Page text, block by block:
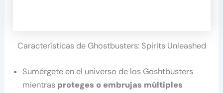
Características de Ghostbusters: Spirits Unleashed
Sumérgete en el universo de los Goshtbusters
mientras proteges o embrujas múltiples